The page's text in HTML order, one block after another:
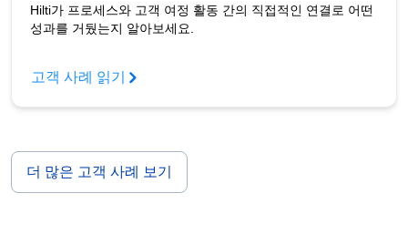
Hilti가 프로세스와 고객 여정 활동 간의 직접적인 연결로 어떤
성과를 거뒀는지 알아보세요.
고객 사례 읽기
더 많은 고객 사례 보기